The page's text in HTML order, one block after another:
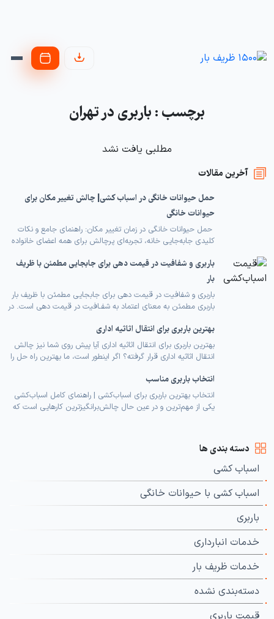
برچسب : باربری در تهران
آخرین مقالات
حمل حیوانات خانگی در اسباب کشی| چالش تغییر مکان برای
حیوانات خانگی
حمل حیوانات خانگی در زمان تغییر مکان: راهنمای جامع و نکات
کلیدی جابه‌جایی خانه، تجربه‌ای پرچالش برای همه اعضای خانواده
محیط زندگی خود عمیقاً وابسته هستند و تغییر ناگهانی این محیط
می‌تواند منجر به استرس، اضطراب و حتی مشکلات جسمی برای
آن‌ها شود. این […]
باربری و شفافیت در قیمت دهی برای جابجایی مطمئن با ظریف
بار
باربری و شفافیت در قیمت دهی برای جابجایی مطمئن با ظریف بار
باربری مطمئن به معنای اعتماد به شفـافیت در قیمت دهی است. در
استعلام قیمت باربری، و مزایای شفافیت برای مشتریان آشنا
می‌شوید. شفافیت قیمتی و اعتماد مشتریان در بازار باربری تهران،
شفافیت […]
بهترین باربری برای انتقال اثاثیه اداری
بهترین باربری برای انتقال اثاثیه اداری آیا پیش روی شما نیز چالش
انتقال اثاثیه اداری قرار گرفته؟ اگر اینطور است، ما بهترین راه حل را
شما می‌شود. از جمله مشکلاتی که ممکن است با آن روبرو شوید،
می‌توان به خطرات مرتبط با حمل […]
انتخاب باربری مناسب
انتخاب بهترین باربری برای اسباب‌کشی | راهنمای کامل اسباب‌کشی
یکی از مهم‌ترین و در عین حال چالش‌برانگیزترین کارهایی است که
نیازمند دقت و برنامه‌ریزی است. در چنین شرایطی انتخاب یک
شرکت باربری حرفه‌ای […]دسته بندی ها
اسباب کشی
اسباب کشی با حیوانات خانگی
باربری
خدمات انبارداری
خدمات ظریف بار
دسته‌بندی نشده
مطلبی یافت نشد